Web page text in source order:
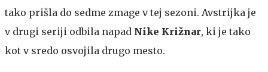
tako prišla do sedme zmage v tej sezoni. Avstrijka je
v drugi seriji odbila napad Nike Križnar, ki je tako
kot v sredo osvojila drugo mesto.